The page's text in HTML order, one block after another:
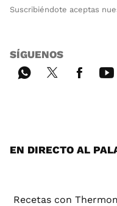
Suscribiéndote aceptas
SÍGUENOS
EN DIRECTO AL
Recetas con